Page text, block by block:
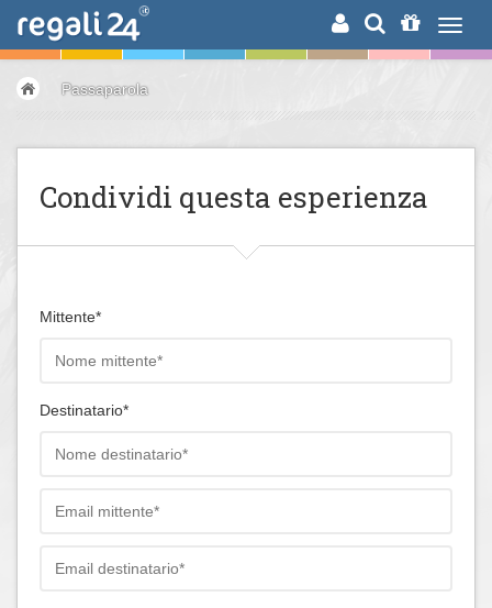
RICERCA
Passaparola
Condividi questa esperienza
Mittente*
Destinatario*